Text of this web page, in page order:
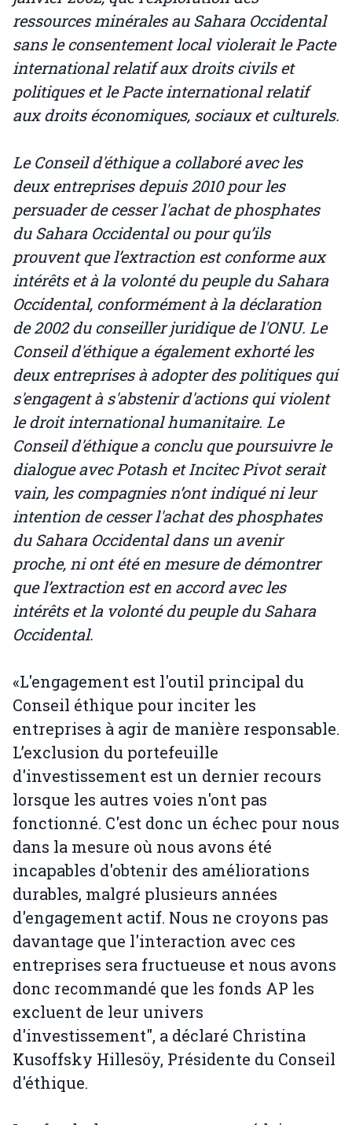
ressources minérales au Sahara Occidental
sans le consentement local violerait le Pacte
international relatif aux droits civils et
politiques et le Pacte international relatif
aux droits économiques, sociaux et culturels.
Le Conseil d'éthique a collaboré avec les
deux entreprises depuis 2010 pour les
persuader de cesser l'achat de phosphates
du Sahara Occidental ou pour qu’ils
prouvent que l’extraction est conforme aux
intérêts et à la volonté du peuple du Sahara
Occidental, conformément à la déclaration
de 2002 du conseiller juridique de l'ONU. Le
Conseil d'éthique a également exhorté les
deux entreprises à adopter des politiques qui
s'engagent à s'abstenir d'actions qui violent
le droit international humanitaire. Le
Conseil d'éthique a conclu que poursuivre le
dialogue avec Potash et Incitec Pivot serait
vain, les compagnies n’ont indiqué ni leur
intention de cesser l'achat des phosphates
du Sahara Occidental dans un avenir
proche, ni ont été en mesure de démontrer
que l’extraction est en accord avec les
intérêts et la volonté du peuple du Sahara
Occidental.
«L'engagement est l'outil principal du
Conseil éthique pour inciter les
entreprises à agir de manière responsable.
L’exclusion du portefeuille
d'investissement est un dernier recours
lorsque les autres voies n'ont pas
fonctionné. C'est donc un échec pour nous
dans la mesure où nous avons été
incapables d'obtenir des améliorations
durables, malgré plusieurs années
d'engagement actif. Nous ne croyons pas
davantage que l'interaction avec ces
entreprises sera fructueuse et nous avons
donc recommandé que les fonds AP les
excluent de leur univers
d'investissement", a déclaré Christina
Kusoffsky Hillesöy, Présidente du Conseil
d'éthique.